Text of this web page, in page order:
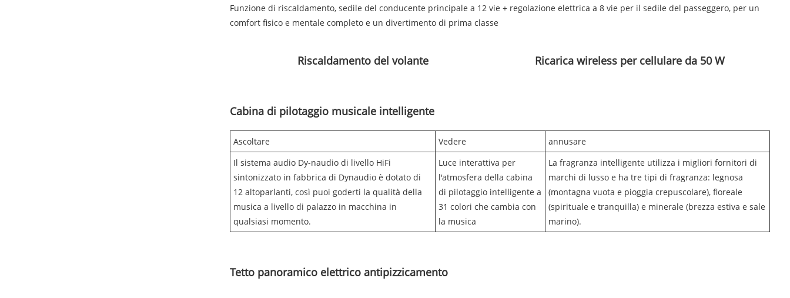
Funzione di riscaldamento, sedile del conducente principale a 12 vie + regolazione elettrica a 8 vie per il sedile del passeggero, per un
comfort fisico e mentale completo e un divertimento di prima classe
Riscaldamento del volante Ricarica wireless per cellulare da 50 W
Cabina di pilotaggio musicale intelligente
Ascoltare Vedere
annusare
Il sistema audio Dy-naudio di livello HiFi
sintonizzato in fabbrica di Dynaudio è dotato di
12 altoparlanti, così puoi goderti la qualità della
musica a livello di palazzo in macchina in
qualsiasi momento.
Luce interattiva per
l'atmosfera della cabina
di pilotaggio intelligente a
31 colori che cambia con
la musica
La fragranza intelligente utilizza i migliori fornitori di
marchi di lusso e ha tre tipi di fragranza: legnosa
(montagna vuota e pioggia crepuscolare), floreale
(spirituale e tranquilla) e minerale (brezza estiva e sale
marino).
Tetto panoramico elettrico antipizzicamento